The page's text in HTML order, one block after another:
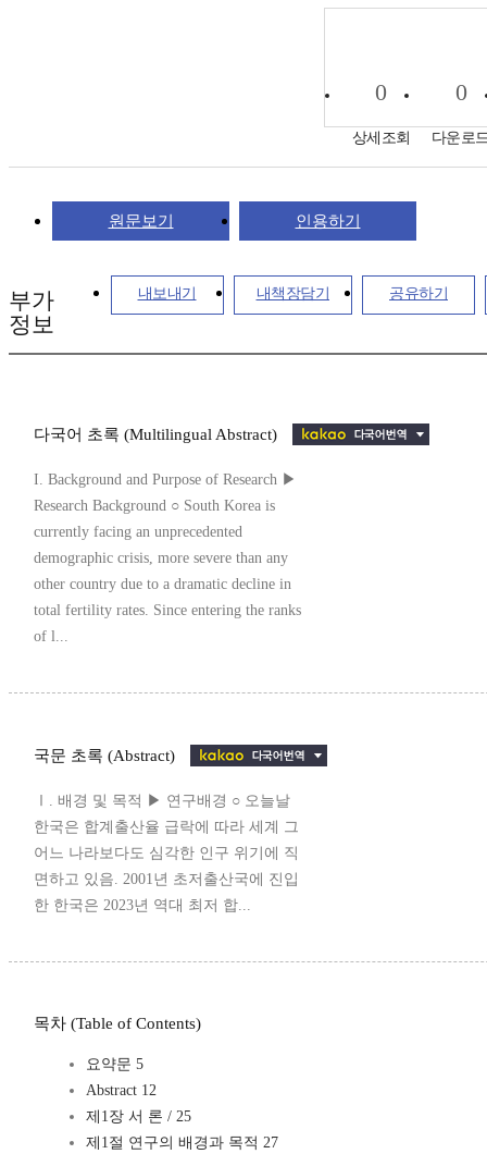
0
상세조회
0
다운로
원문보기 인용하기
내보내기 내책장담기 공유하기
부가
정보
다국어 초록 (Multilingual Abstract)
I. Background and Purpose of Research ▶
Research Background ○ South Korea is
currently facing an unprecedented
demographic crisis, more severe than any
other country due to a dramatic decline in
total fertility rates. Since entering the ranks
of l...
국문 초록 (Abstract)
Ⅰ. 배경 및 목적 ▶ 연구배경 ○ 오늘날
한국은 합계출산율 급락에 따라 세계 그
어느 나라보다도 심각한 인구 위기에 직
면하고 있음. 2001년 초저출산국에 진입
한 한국은 2023년 역대 최저 합...
목차 (Table of Contents)
요약문 5
Abstract 12
제1장 서 론 / 25
제1절 연구의 배경과 목적 27